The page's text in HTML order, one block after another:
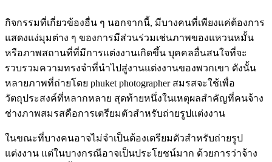
กิจกรรมที่เกี่ยวข้องอื่น ๆ นอกจากนี้, มีบางคนที่เพียงแค่ต้องการ
แสดงแง่มุมต่าง ๆ ของการมีส่วนร่วมเช่นภาพของแหวนหมั้น
หรือภาพสถานที่ที่มีการแต่งงานเกิดขึ้น บุคคลอื่นสนใจที่จะ
รวบรวมความทรงจำที่นำไปสู่งานแต่งงานของพวกเขา ดังนั้น
หลายภาพที่ถ่ายโดย phuket photographer สมรสจะใช้เพื่อ
วัตถุประสงค์ที่หลากหลาย สุดท้ายหนึ่งในเหตุผลสำคัญที่คนจ้าง
ช่างภาพสมรสคือการเตรียมตัวสำหรับถ่ายรูปแต่งงาน
ในขณะที่บางคนอาจไม่จำเป็นต้องเตรียมตัวสำหรับถ่ายรูป
แต่งงาน แต่ในบางกรณีอาจเป็นประโยชน์มาก ด้วยการว่าจ้าง